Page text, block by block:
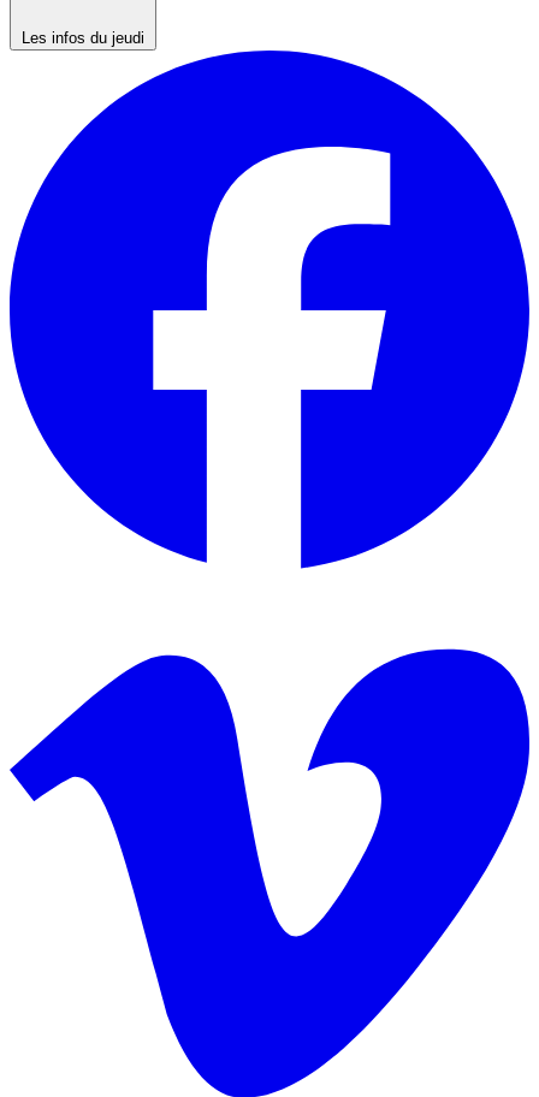
Les infos du jeudi